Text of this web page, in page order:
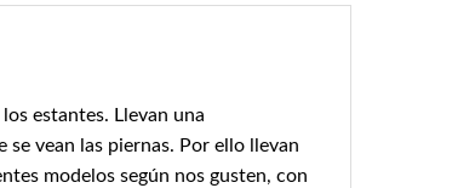
estantes. Llevan una
vean las piernas. Por ello llevan
modelos según nos gusten, con